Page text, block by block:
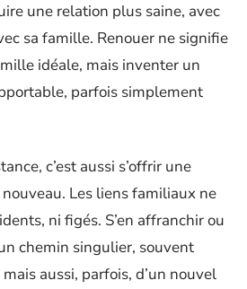
une relation plus saine, avec
sa famille. Renouer ne signifie
idéale, mais inventer un
parfois simplement
c’est aussi s’offrir une
Les liens familiaux ne
ni figés. S’en affranchir ou
chemin singulier, souvent
aussi, parfois, d’un nouvel